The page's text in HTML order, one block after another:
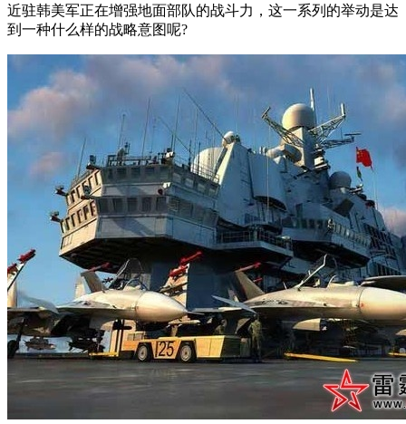
近驻韩美军正在增强地面部队的战斗力，这一系列的举动是达
到一种什么样的战略意图呢?